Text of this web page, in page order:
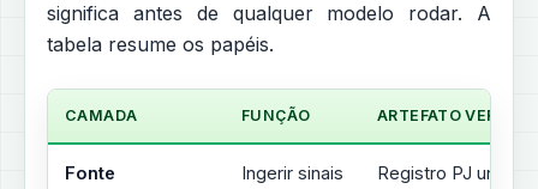
significa antes de qualquer modelo rodar. A
tabela resume os papéis.
CAMADA FUNÇÃO ARTEFATO
Fonte
Ingerir sinais
Registro PJ